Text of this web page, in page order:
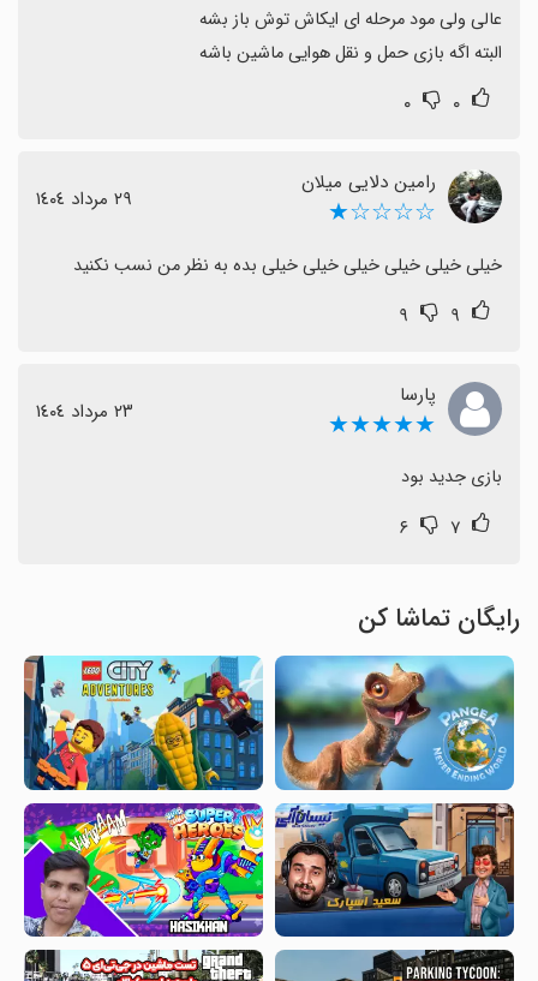
البته اگه بازی حمل و نقل هوایی ماشین باشه
۰ ۰
رامین دلایی میلان
☆☆☆☆★ ٢٩ مرداد ١٤٠٤
خیلی خیلی خیلی خیلی خیلی خیلی بده به نظر من نسب نکنید
۹ ۹
پارسا
★★★★★ ٢٣ مرداد ١٤٠٤
بازی جدید بود
۷ ۶
رایگان تماشا کن